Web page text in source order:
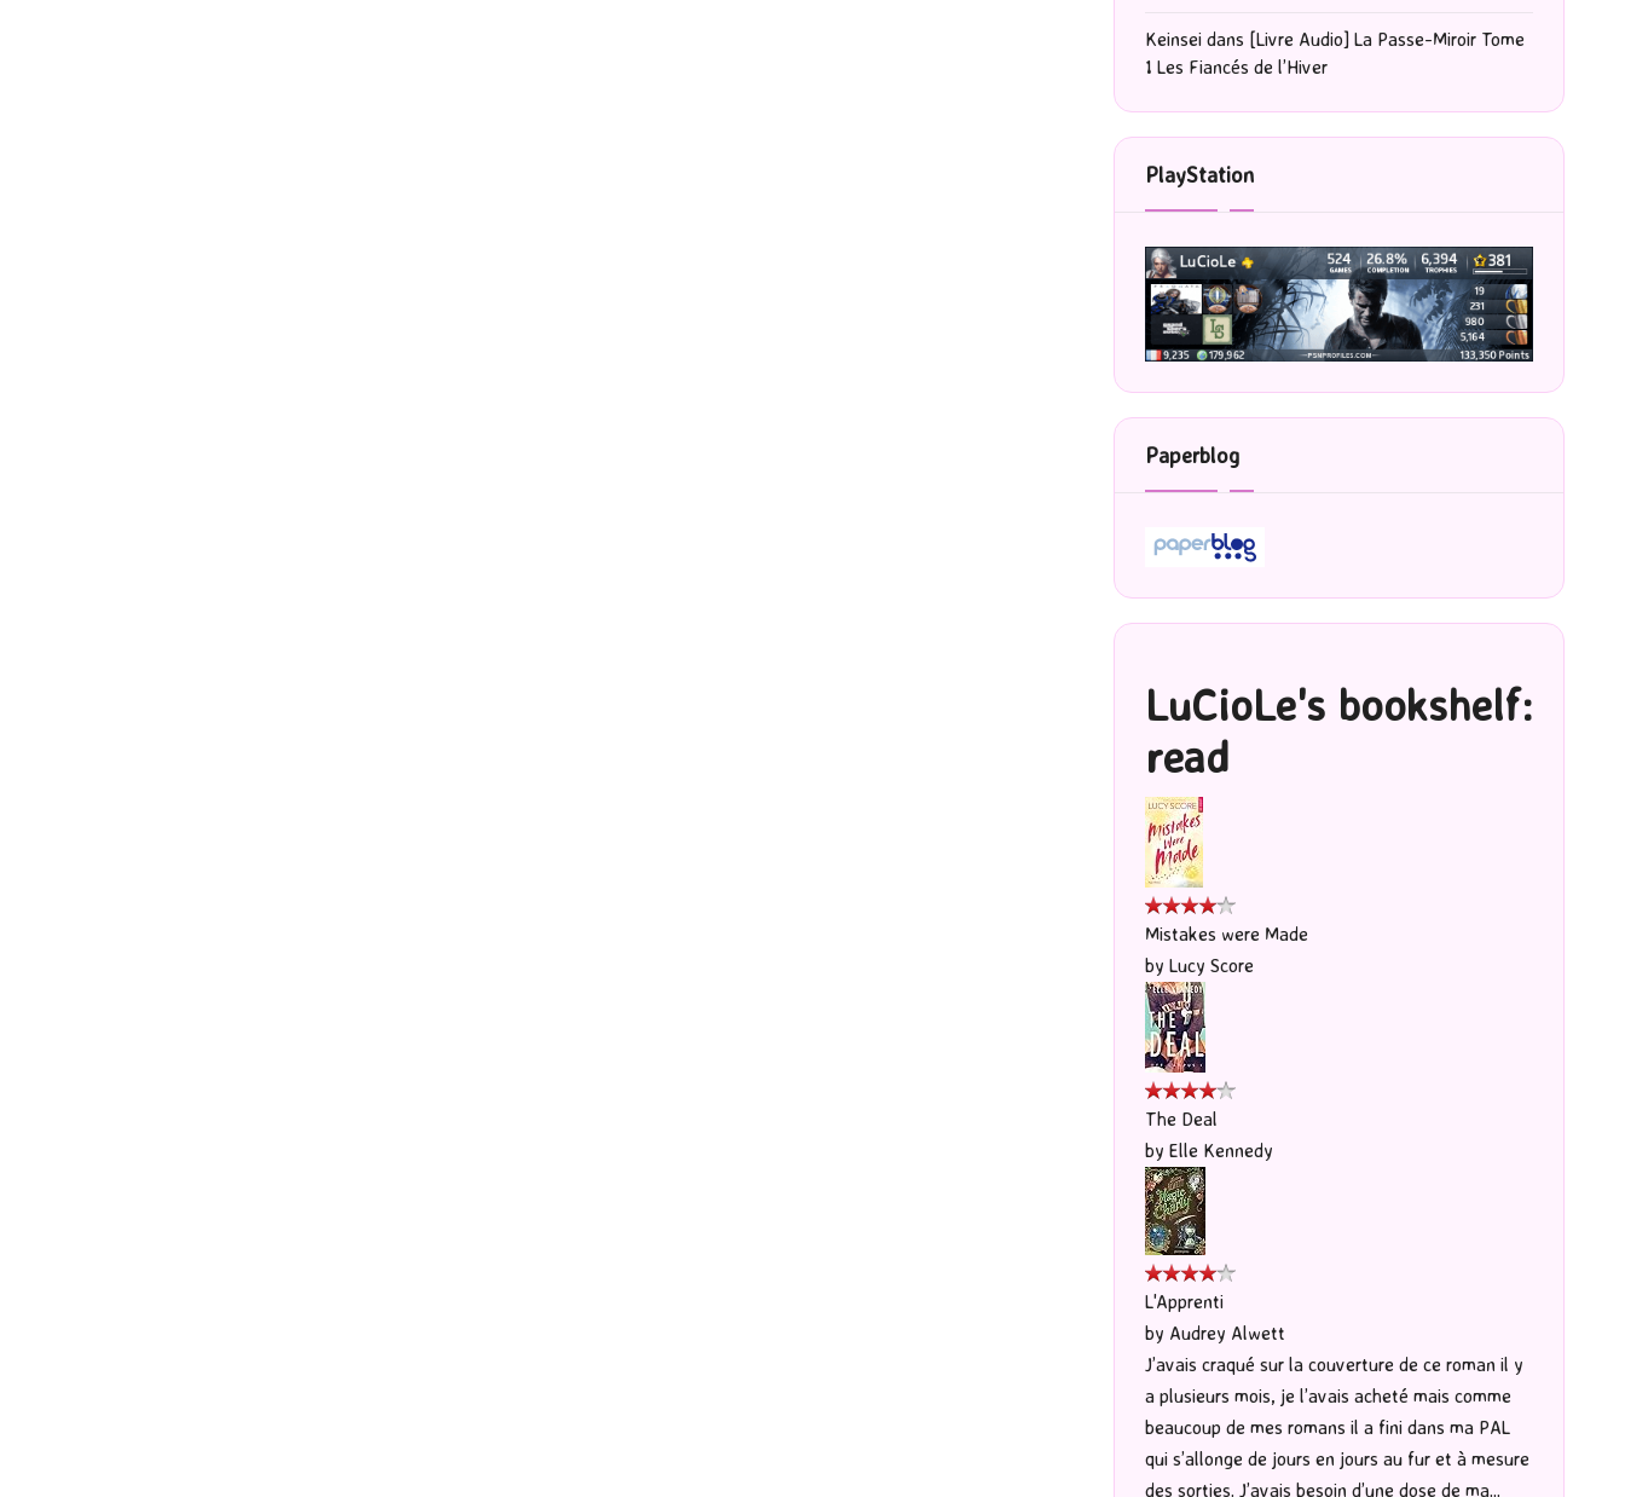
Keinseidans [Livre Audio] La Passe-Miroir Tome
1 Les Fiancés de l’Hiver
PlayStation
Paperblog
LuCioLe's bookshelf:
read
Mistakes were Made
by Lucy Score
The Deal
by Elle Kennedy
L'Apprenti
by Audrey Alwett
J’avais craqué sur la couverture de ce roman il y
a plusieurs mois, je l’avais acheté mais comme
beaucoup de mes romans il a fini dans ma PAL
qui s’allonge de jours en jours au fur et à mesure
des sorties. J’avais besoin d’une dose de ma...